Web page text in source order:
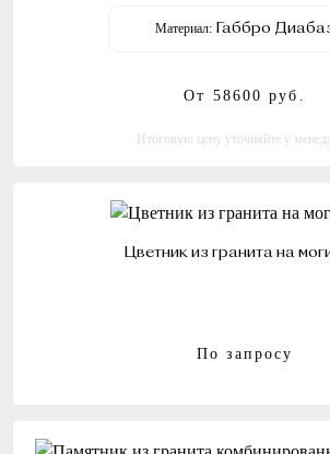
Материал: Габбро
От 58600 руб.
Итоговую цену уточняйте у
Цветник из гранита на
По запросу